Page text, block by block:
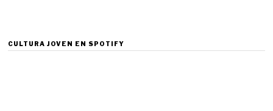
CULTURA JOVEN EN SPOTIFY